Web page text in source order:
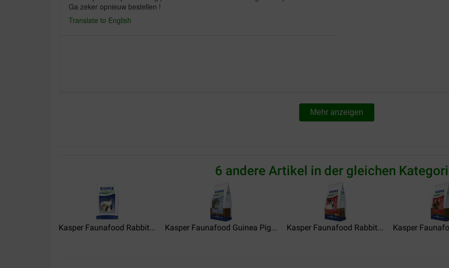
Ga zeker opnieuw bestellen !
Translate to English
Mehr anzeigen
6 andere Artikel in der gleichen
Kasper Faunafood Rabbit... Kasper Faunafood Guinea Pig... Kasper Faunafood Rabbit... Kasper